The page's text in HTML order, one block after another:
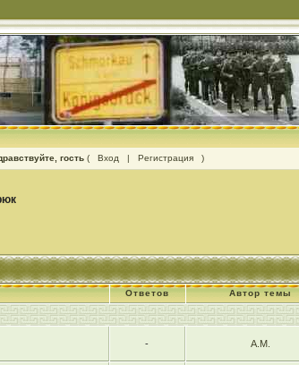
гость ( Вход | Регистрация )
Ответов Автор темы
- А.М.